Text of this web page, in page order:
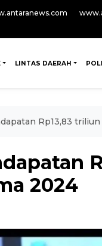
LINTAS DAERAH
Rp13,83
2024